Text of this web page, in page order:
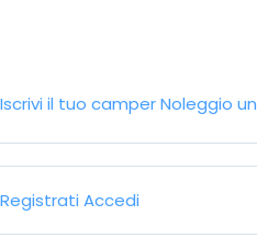
Iscrivi il tuo camperNoleggio
Registrati Accedi